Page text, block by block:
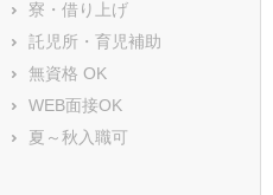
比企郡小川町
比企郡吉見町
比企郡ときがわ町
秩父郡皆野町
秩父郡小鹿野町
寮・借り上げ
託児所・育児補助
無資格 OK
WEB面接OK
夏～秋入職可